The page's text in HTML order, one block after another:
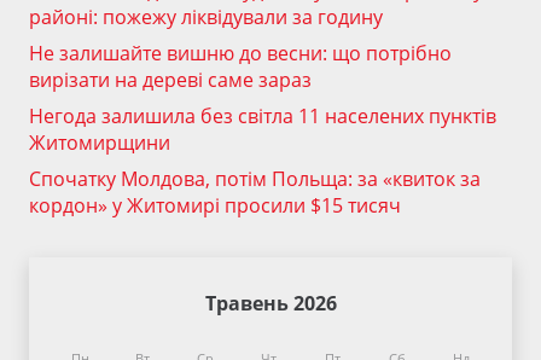
районі: пожежу ліквідували за годину
Не залишайте вишню до весни: що потрібно
вирізати на дереві саме зараз
Негода залишила без світла 11 населених пунктів
Житомирщини
Спочатку Молдова, потім Польща: за «квиток за
кордон» у Житомирі просили $15 тисяч
Травень 2026